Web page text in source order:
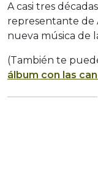
A casi tres
representante de
nueva música de
(También te
álbum con las